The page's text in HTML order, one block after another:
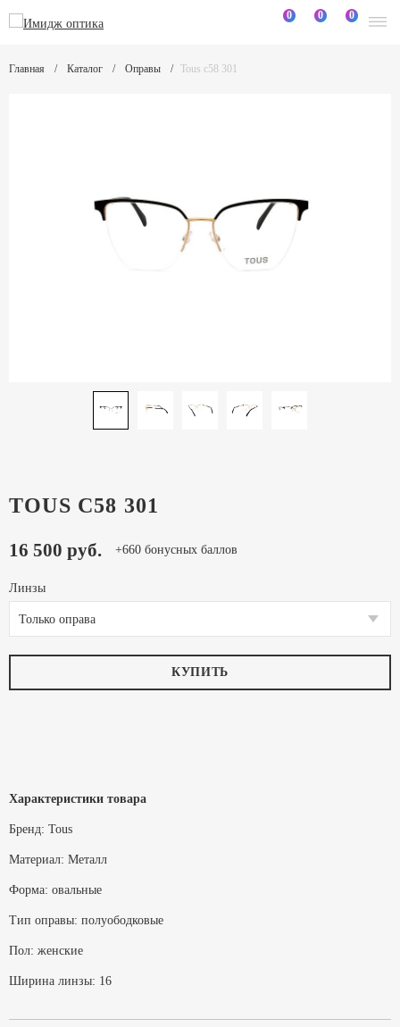
0 0 0
Главная Каталог Оправы Tous c58 301
TOUS C58 301
16 500 руб. +660 бонусных баллов
Линзы
Только оправа
КУПИТЬ
Характеристики товара
Бренд: Tous
Материал: Металл
Форма: овальные
Тип оправы: полуободковые
Пол: женские
Ширина линзы: 16